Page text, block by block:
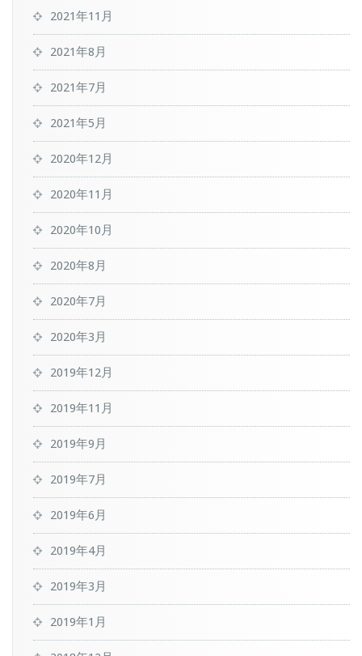
2021年11月
2021年8月
2021年7月
2021年5月
2020年12月
2020年11月
2020年10月
2020年8月
2020年7月
2020年3月
2019年12月
2019年11月
2019年9月
2019年7月
2019年6月
2019年4月
2019年3月
2019年1月